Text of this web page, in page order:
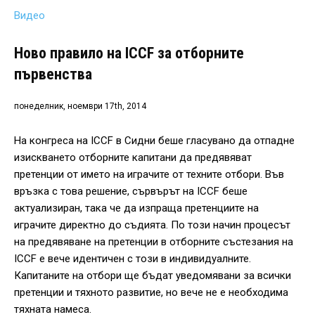
Видео
Ново правило на ICCF за отборните
първенства
понеделник, ноември 17th, 2014
На конгреса на ICCF в Сидни беше гласувано да отпадне
изискването отборните капитани да предявяват
претенции от името на играчите от техните отбори. Във
връзка с това решение, сървърът на ICCF беше
актуализиран, така че да изпраща претенциите на
играчите директно до съдията. По този начин процесът
на предявяване на претенции в отборните състезания на
ICCF е вече идентичен с този в индивидуалните.
Капитаните на отбори ще бъдат уведомявани за всички
претенции и тяхното развитие, но вече не е необходима
тяхната намеса.